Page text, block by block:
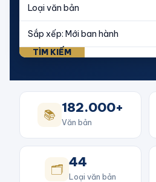
TÌM KIẾM
📚 182.000+
Văn bản
🗂️ 44
Loại văn bản